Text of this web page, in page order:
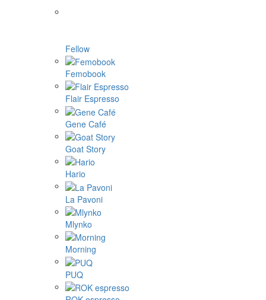
Fellow
Femobook
Flair Espresso
Gene Café
Goat Story
Hario
La Pavoni
Mlynko
Morning
PUQ